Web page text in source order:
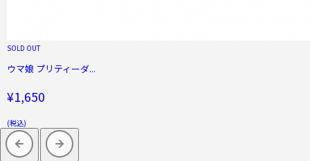
SOLD OUT
ウマ娘 プリティーダ...
¥1,650
(税込)